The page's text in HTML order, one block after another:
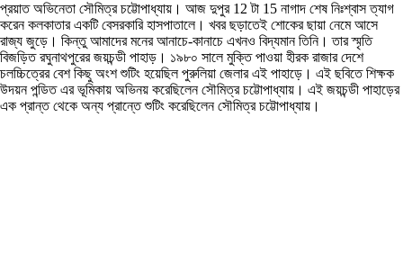
প্রয়াত অভিনেতা সৌমিত্র চট্টোপাধ্যায়। আজ দুপুর 12 টা 15 নাগাদ শেষ নিঃশ্বাস ত্যাগ
করেন কলকাতার একটি বেসরকারি হাসপাতালে। খবর ছড়াতেই শোকের ছায়া নেমে আসে
রাজ্য জুড়ে। কিন্তু আমাদের মনের আনাচে-কানাচে এখনও বিদ্যমান তিনি। তার স্মৃতি
বিজড়িত রঘুনাথপুরের জয়চন্ডী পাহাড়। ১৯৮০ সালে মুক্তি পাওয়া হীরক রাজার দেশে
চলচ্চিত্রের বেশ কিছু অংশ শুটিং হয়েছিল পুরুলিয়া জেলার এই পাহাড়ে। এই ছবিতে শিক্ষক
উদয়ন পন্ডিত এর ভূমিকায় অভিনয় করেছিলেন সৌমিত্র চট্টোপাধ্যায়। এই জয়চন্ডী পাহাড়ের
এক প্রান্ত থেকে অন্য প্রান্তে শুটিং করেছিলেন সৌমিত্র চট্টোপাধ্যায়।